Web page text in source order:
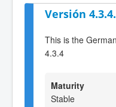
Versión
This is the
4.3.4
Maturity
Stable